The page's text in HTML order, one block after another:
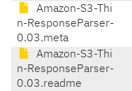
Amazon-S3-Thi
n-ResponseParser-
0.03.meta
Amazon-S3-Thi
n-ResponseParser-
0.03.readme